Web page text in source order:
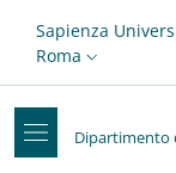
Top-
Slim
Sapienza
Roma
Dipartimento